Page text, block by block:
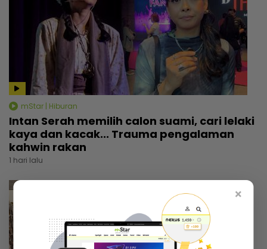
mStar | Hiburan
Intan Serah memilih calon suami, cari lelaki
kaya dan kacak... Trauma pengalaman
kahwin rakan
1 hari lalu
×